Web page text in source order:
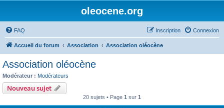
oleocene.org
FAQ Connexion
Inscription
Accueil du forum Association Association oléocène
Association oléocène
Modérateur : Modérateurs
Nouveau sujet
20 sujets • Page 1 sur 1